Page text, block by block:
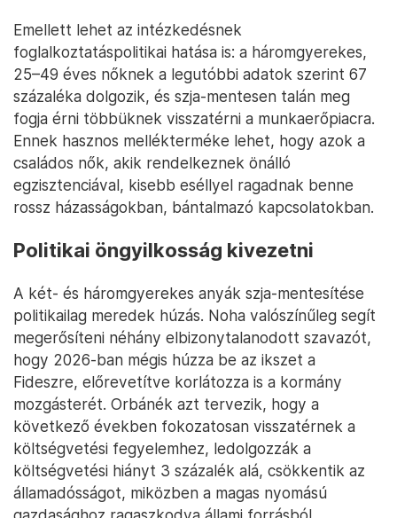
Emellett lehet az intézkedésnek
foglalkoztatáspolitikai hatása is: a háromgyerekes,
25–49 éves nőknek a legutóbbi adatok szerint 67
százaléka dolgozik, és szja-mentesen talán meg
fogja érni többüknek visszatérni a munkaerőpiacra.
Ennek hasznos mellékterméke lehet, hogy azok a
családos nők, akik rendelkeznek önálló
egzisztenciával, kisebb eséllyel ragadnak benne
rossz házasságokban, bántalmazó kapcsolatokban.
Politikai öngyilkosság kivezetni
A két- és háromgyerekes anyák szja-mentesítése
politikailag meredek húzás. Noha valószínűleg segít
megerősíteni néhány elbizonytalanodott szavazót,
hogy 2026-ban mégis húzza be az ikszet a
Fideszre, előrevetítve korlátozza is a kormány
mozgásterét. Orbánék azt tervezik, hogy a
következő években fokozatosan visszatérnek a
költségvetési fegyelemhez, ledolgozzák a
költségvetési hiányt 3 százalék alá, csökkentik az
államadósságot, miközben a magas nyomású